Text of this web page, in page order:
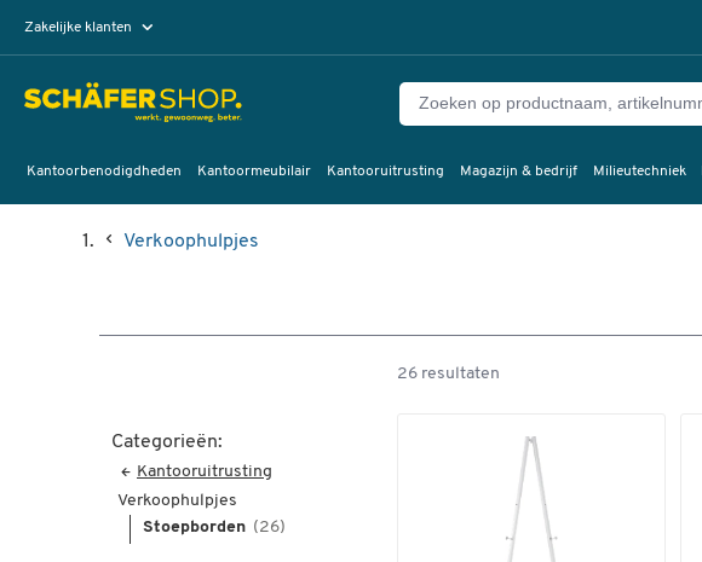
Zakelijke klanten
Kantoorbenodigdheden Kantoormeubilair Kantooruitrusting Magazijn & bedrijf Milieutechniek
Verkoophulpjes
Categorieën:
Kantooruitrusting
Verkoophulpjes
Stoepborden (26)
26 resultaten